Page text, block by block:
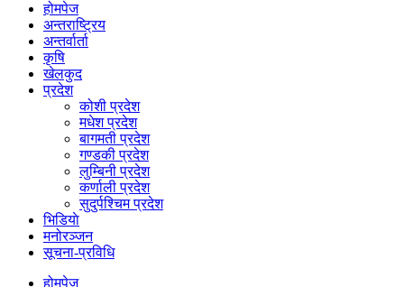
होमपेज
अन्तराष्ट्रिय
अन्तर्वार्ता
कृषि
खेलकुद
प्रदेश
कोशी प्रदेश
मधेश प्रदेश
बागमती प्रदेश
गण्डकी प्रदेश
लुम्बिनी प्रदेश
कर्णाली प्रदेश
सुदुर्पश्चिम प्रदेश
भिडियाे
मनोरञ्जन
सूचना-प्रविधि
होमपेज